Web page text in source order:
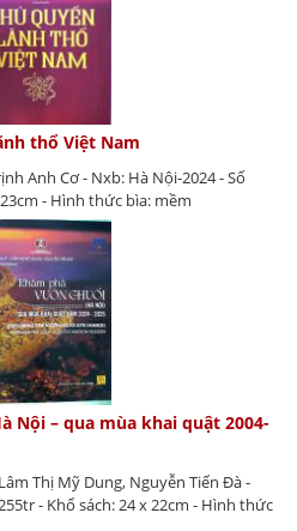
thổ Việt Nam
Anh Cơ - Nxb: Hà Nội-2024 - Số
- Hình thức bìa: mềm
Nội – qua mùa khai quật 2004-
Thị Mỹ Dung, Nguyễn Tiến Đà -
- Khổ sách: 24 x 22cm - Hình thức